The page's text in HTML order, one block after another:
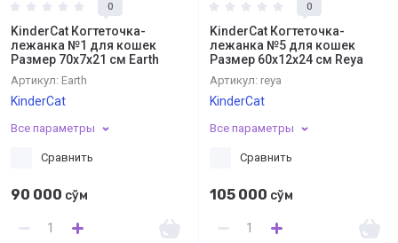
0
KinderCat Когтеточка-
лежанка №1 для кошек
Размер 70х7х21 см Earth
Артикул: Earth
KinderCat
Все параметры
Сравнить
90 000 сўм
0
KinderCat Когтеточка-
лежанка №5 для кошек
Размер 60х12х24 см Reya
Артикул: reya
KinderCat
Все параметры
Сравнить
105 000 сўм